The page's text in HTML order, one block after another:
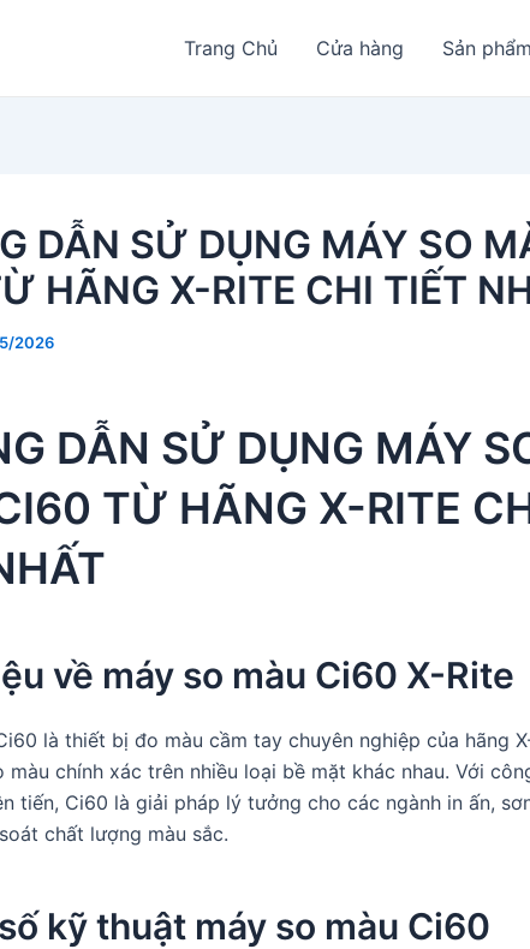
Trang Chủ Cửa hàng Sản phẩm
DẪN SỬ DỤNG MÁY SO
HÃNG X-RITE CHI TIẾT
2026
DẪN SỬ DỤNG MÁY
TỪ HÃNG X-RITE
về máy so màu Ci60 X-Rite
là thiết bị đo màu cầm tay chuyên nghiệp của hãng
chính xác trên nhiều loại bề mặt khác nhau. Với
tiến, Ci60 là giải pháp lý tưởng cho các ngành in ấn,
chất lượng màu sắc.
kỹ thuật máy so màu Ci60